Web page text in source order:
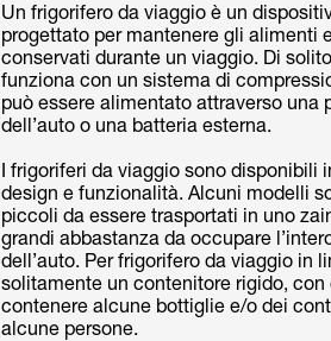
Un frigorifero da viaggio è un
progettato per mantenere gli alimenti
conservati durante un viaggio. Di
funziona con un sistema di
può essere alimentato attraverso una
dell’auto o una batteria esterna.
I frigoriferi da viaggio sono disponibili
design e funzionalità. Alcuni modelli
piccoli da essere trasportati in uno
grandi abbastanza da occupare
dell’auto. Per frigorifero da viaggio in
solitamente un contenitore rigido,
contenere alcune bottiglie e/o dei
alcune persone.